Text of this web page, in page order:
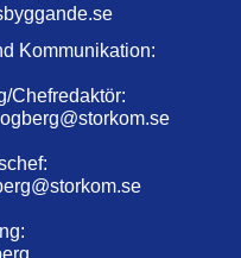
Kommunikation:
Chefredaktör: